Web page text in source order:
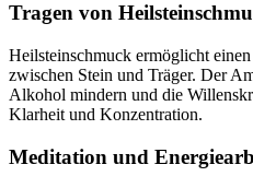
Tragen von
Heilsteinschmuck ermöglicht
zwischen Stein und Träger. Der
Alkohol mindern und die
Klarheit und Konzentration.
Meditation und